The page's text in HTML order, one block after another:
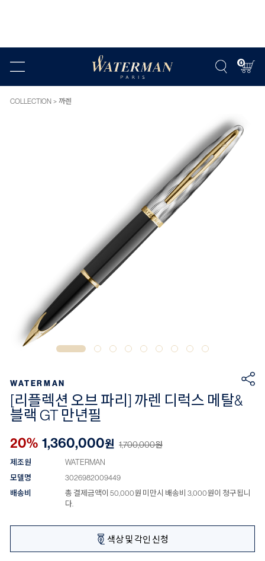
0
COLLECTION 까렌
WATERMAN
[리플렉션 오브 파리] 까렌 디럭스 메탈&
블랙 GT 만년필
20% 1,360,000원 1,700,000원
제조원
WATERMAN
모델명
3026982009449
배송비
총 결제금액이 50,000원 미만시 배송비 3,000원이 청구됩니
다.
색상 및 각인 신청